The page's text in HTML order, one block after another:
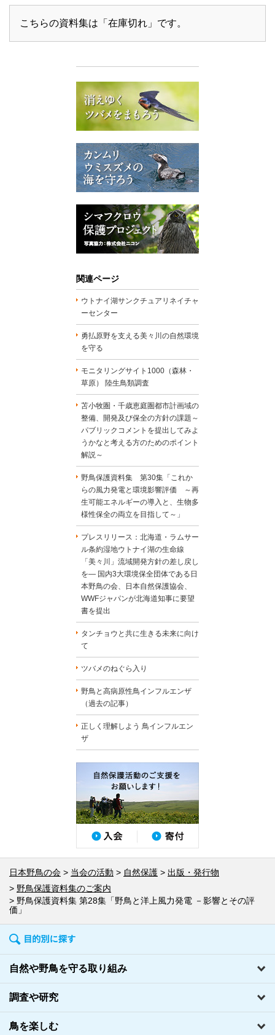
こちらの資料集は「在庫切れ」です。
関連ページ
ウトナイ湖サンクチュアリネイチャ
ーセンター
勇払原野を支える美々川の自然環境
を守る
モニタリングサイト1000（森林・
草原） 陸生鳥類調査
苫小牧圏・千歳恵庭圏都市計画域の
整備、開発及び保全の方針の課題～
パブリックコメントを提出してみよ
うかなと考える方のためのポイント
解説～
野鳥保護資料集 第30集「これか
らの風力発電と環境影響評価 ～再
生可能エネルギーの導入と、生物多
様性保全の両立を目指して～」
プレスリリース：北海道・ラムサー
ル条約湿地ウトナイ湖の生命線
「美々川」流域開発方針の差し戻し
を― 国内3大環境保全団体である日
本野鳥の会、日本自然保護協会、
WWFジャパンが北海道知事に要望
書を提出
タンチョウと共に生きる未来に向け
て
ツバメのねぐら入り
野鳥と高病原性鳥インフルエンザ
（過去の記事）
正しく理解しよう 鳥インフルエン
ザ
日本野鳥の会 当会の活動 自然保護
出版・発行物
野鳥保護資料集のご案内
野鳥保護資料集 第28集「野鳥と洋上風力発電 －影響とその評
価」
自然や野鳥を守る取り組み
調査や研究
鳥を楽しむ